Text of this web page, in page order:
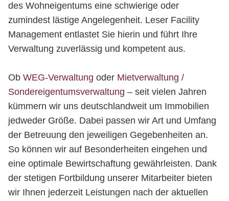
des Wohneigentums eine schwierige oder
zumindest lästige Angelegenheit. Leser Facility
Management entlastet Sie hierin und führt Ihre
Verwaltung zuverlässig und kompetent aus.
Ob WEG-Verwaltung oder Mietverwaltung /
Sondereigentumsverwaltung – seit vielen Jahren
kümmern wir uns deutschlandweit um Immobilien
jedweder Größe. Dabei passen wir Art und Umfang
der Betreuung den jeweiligen Gegebenheiten an.
So können wir auf Besonderheiten eingehen und
eine optimale Bewirtschaftung gewährleisten. Dank
der stetigen Fortbildung unserer Mitarbeiter bieten
wir Ihnen jederzeit Leistungen nach der aktuellen